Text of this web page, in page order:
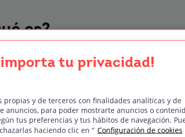
es?
que se centra en
universo, planetas y otros
lluvia de estrellas, la fotografía
importa tu privacidad!
propias y de terceros con finalidades analíticas y de
anuncios, para poder mostrarte anuncios o
tus preferencias y tus hábitos de navegación.
haciendo clic en “ Configuración de cookies